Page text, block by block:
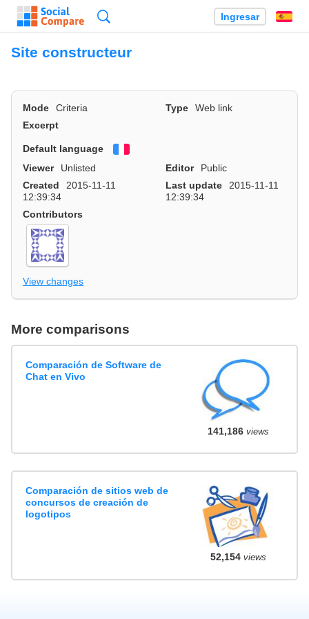
Ingresar
Site constructeur
Mode Criteria Type
Web link
Excerpt
Default language
Viewer
Unlisted Editor
Public
Created
2015-11-11
12:39:34
Last update
2015-11-11
12:39:34
Contributors
View changes
More comparisons
Comparación de Software de
Chat en Vivo
141,186views
Comparación de sitios web de
concursos de creación de
logotipos
52,154views